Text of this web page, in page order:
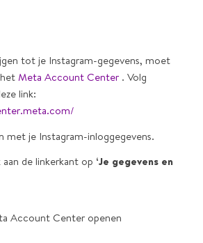
tot je Instagram-gegevens, moet
Meta Account Center. Volg
link:
met je Instagram-inloggegevens.
de linkerkant op ‘Je gegevens en